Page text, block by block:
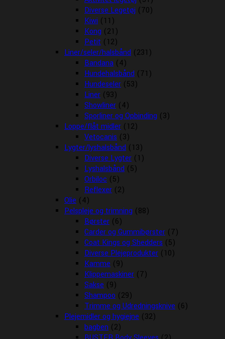
Diverse Legetøj (70)
Kiwi (11)
Kong (21)
Petit (12)
Liner/seler/halsbånd (231)
Bandana (4)
Hundehalsbånd (71)
Hundeseler (53)
Liner (93)
Showliner (4)
Sporliner og Opbinding (3)
Loppe/flåt midler (12)
Vetocanis (3)
Lygter/lyshalsbånd (13)
Diverse Lygter (1)
Lyshalsbånd (5)
Orbiloc (5)
Reflexer (2)
Olie (4)
Pelspleje og trimning (88)
Børster (6)
Carder og Gummibørster (7)
Coat Kings og Shedders (5)
Diverse Plejeprodukter (10)
Kamme (9)
Klippemaskiner (7)
Sakse (9)
Shampoo (29)
Trimme og Udredningsknive (6)
Plejemidler og hygiejne (32)
bagben (2)